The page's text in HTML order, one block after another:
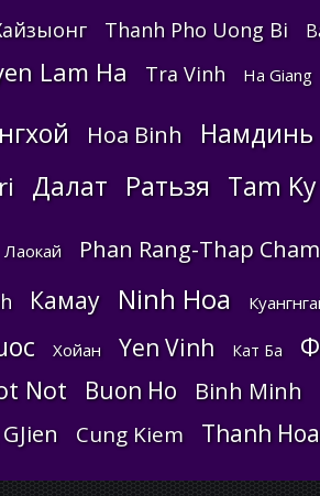
Thanh Pho Uong Bi
Lam Ha Tra Vinh Ha Giang
Hoa Binh Намдинь
Далат Ратьзя Tam Ky
Лаокай Phan Rang-Thap Cham
Камау Ninh Hoa
Хойан Yen Vinh Кат Ба
Not Buon Ho Binh Minh
Cung Kiem Thanh Hoa